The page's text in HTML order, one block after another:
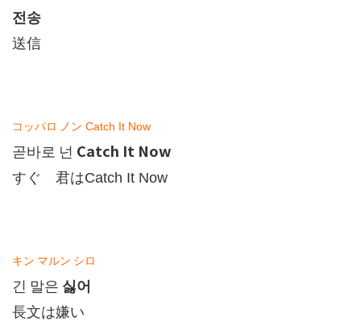
전송
送信
コッパロ ノン Catch It Now
곧바로 넌 Catch It Now
すぐ 君はCatch It Now
キン マルン シロ
긴 말은 싫어
長文は嫌い